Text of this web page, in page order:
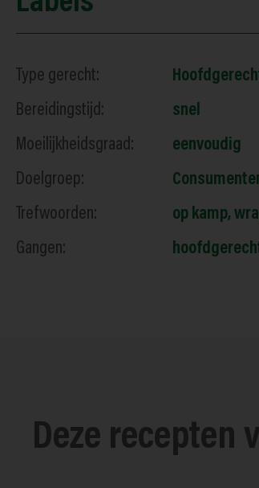
Type gerecht:
Bereidingstijd:
snel
Moeilijkheidsgraad:
eenvoudig
Doelgroep:
Trefwoorden:
op kamp,
Gangen:
Deze